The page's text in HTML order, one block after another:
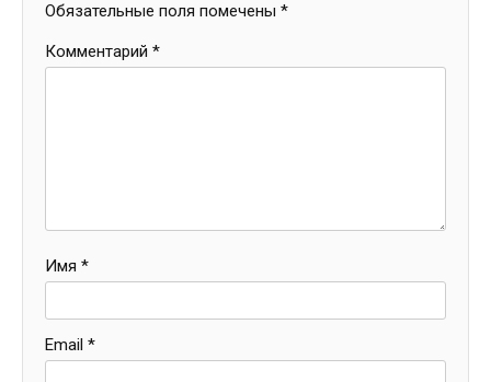
Обязательные поля помечены *
Комментарий *
Имя *
Email *